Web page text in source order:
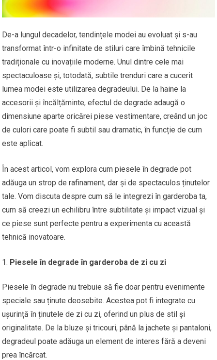
De-a lungul decadelor, tendințele modei au evoluat și s-au
transformat într-o infinitate de stiluri care îmbină tehnicile
tradiționale cu inovațiile moderne. Unul dintre cele mai
spectaculoase și, totodată, subtile trenduri care a cucerit
lumea modei este utilizarea degradeului. De la haine la
accesorii și încălțăminte, efectul de degrade adaugă o
dimensiune aparte oricărei piese vestimentare, creând un joc
de culori care poate fi subtil sau dramatic, în funcție de cum
este aplicat.
În acest articol, vom explora cum piesele în degrade pot
adăuga un strop de rafinament, dar și de spectaculos ținutelor
tale. Vom discuta despre cum să le integrezi în garderoba ta,
cum să creezi un echilibru între subtilitate și impact vizual și
ce piese sunt perfecte pentru a experimenta cu această
tehnică inovatoare.
Piesele în degrade în garderoba de zi cu zi
Piesele în degrade nu trebuie să fie doar pentru evenimente
speciale sau ținute deosebite. Acestea pot fi integrate cu
ușurință în ținutele de zi cu zi, oferind un plus de stil și
originalitate. De la bluze și tricouri, până la jachete și pantaloni,
degradeul poate adăuga un element de interes fără a deveni
prea încărcat.